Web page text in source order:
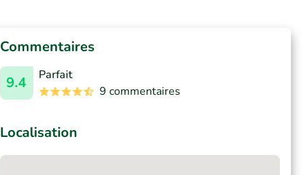
Commentaires
9.4
Parfait
9 commentaires
Localisation